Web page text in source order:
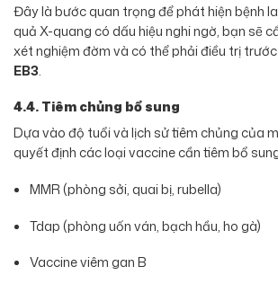
Đây là bước quan trọng để phát hiện bệnh
quả X-quang có dấu hiệu nghi ngờ, bạn sẽ
xét nghiệm đờm và có thể phải điều trị
EB3.
4.4. Tiêm chủng bổ sung
Dựa vào độ tuổi và lịch sử tiêm chủng của
quyết định các loại vaccine cần tiêm bổ
MMR (phòng sởi, quai bị, rubella)
Tdap (phòng uốn ván, bạch hầu, ho gà)
Vaccine viêm gan B